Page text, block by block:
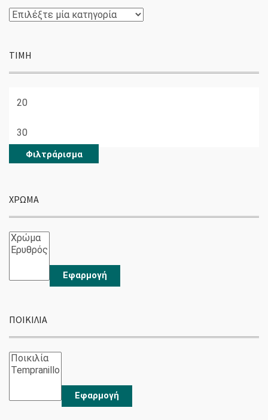
ΤΙΜΉ
τιμή
τιμή
Φιλτράρισμα
ΧΡΏΜΑ
Εφαρμογή
ΠΟΙΚΙΛΊΑ
Εφαρμογή